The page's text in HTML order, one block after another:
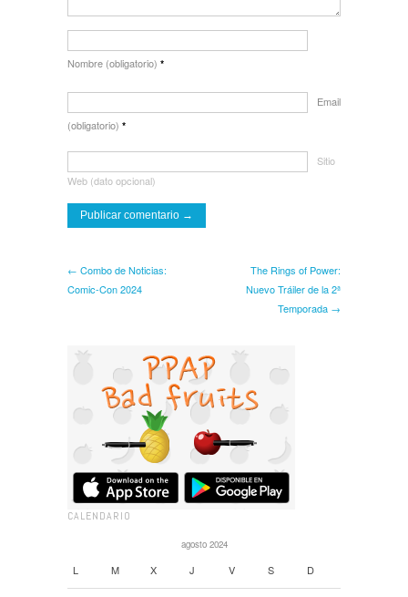
Nombre (obligatorio) *
Email
(obligatorio) *
Sitio
Web (dato opcional)
← Combo de Noticias:
Comic-Con 2024
The Rings of Power:
Nuevo Tráiler de la 2ª
Temporada →
CALENDARIO
agosto 2024
L M X J V S D